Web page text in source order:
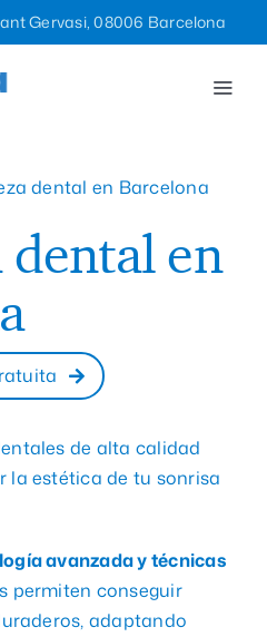
Gervasi, 08006 Barcelona
dental en Barcelona
dental en
de alta calidad
la estética de tu sonrisa
avanzada y técnicas
permiten conseguir
adaptando